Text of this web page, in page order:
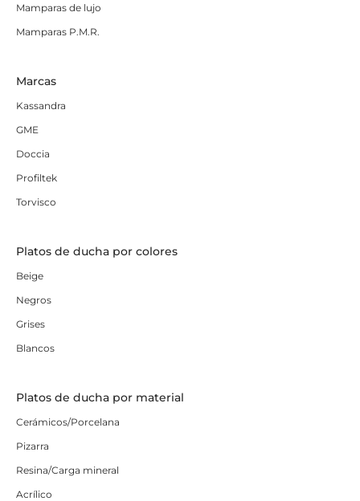
Mamparas de lujo
Mamparas P.M.R.
Marcas
Kassandra
GME
Doccia
Profiltek
Torvisco
Platos de ducha por colores
Beige
Negros
Grises
Blancos
Platos de ducha por material
Cerámicos/Porcelana
Pizarra
Resina/Carga mineral
Acrílico